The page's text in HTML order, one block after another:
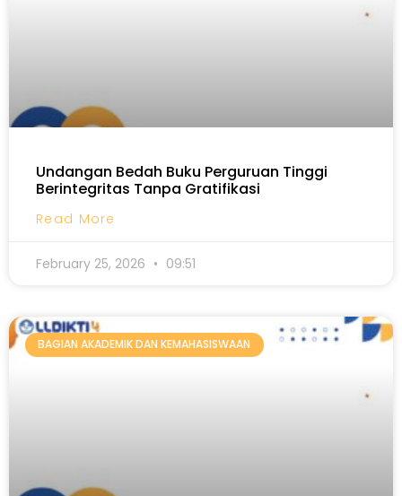
Undangan Bedah Buku Perguruan Tinggi
Berintegritas Tanpa Gratifikasi
Read More
February 25, 2026 09:51
BAGIAN AKADEMIK DAN KEMAHASISWAAN